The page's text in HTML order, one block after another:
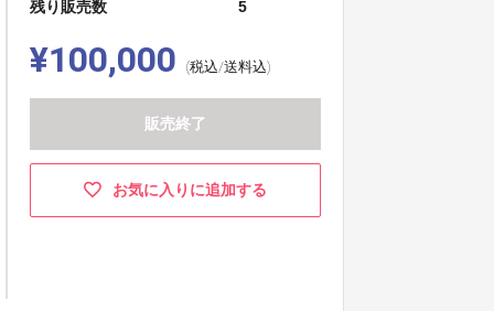
残り販売数 5
¥100,000 (税込/送料込)
販売終了
お気に入りに追加する